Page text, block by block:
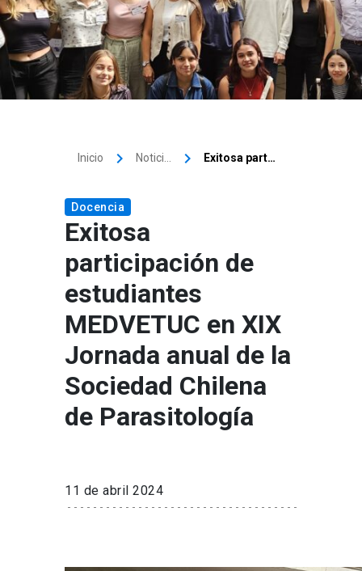
Inicio keyboard_arrow_right Noticias keyboard_arrow_right Exitosa participación de estudiantes MEDVETUC en XIX Jornada anual de la Sociedad Chilena de Parasitología
Docencia
Exitosa
participación de
estudiantes
MEDVETUC en XIX
Jornada anual de la
Sociedad Chilena
de Parasitología
11 de abril 2024